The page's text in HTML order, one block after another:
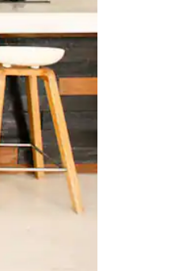
να την εξερευνήσετε με